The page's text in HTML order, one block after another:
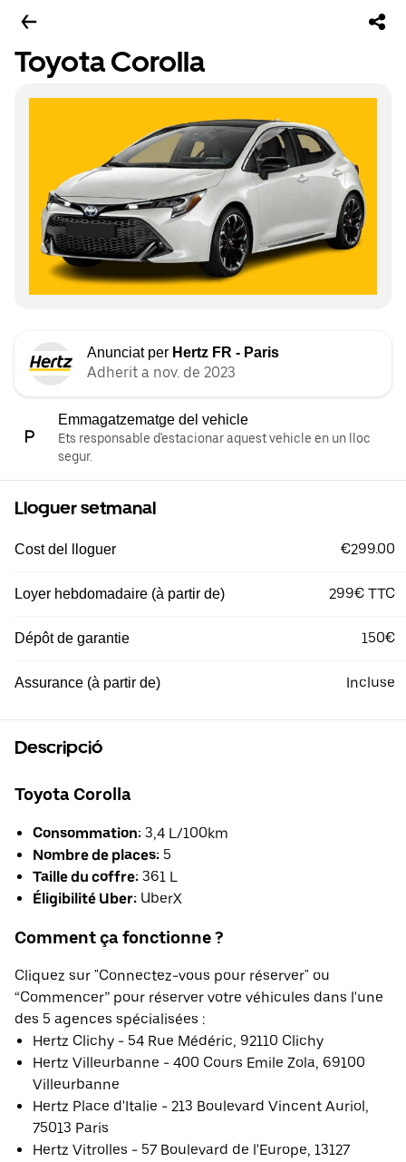
Toyota Corolla
Anunciat per Hertz FR - Paris
Adherit a nov. de 2023
Emmagatzematge del vehicle
Ets responsable d'estacionar aquest vehicle en un lloc
segur.
Lloguer setmanal
Cost del lloguer €299.00
Loyer hebdomadaire (à partir de) 299€ TTC
Dépôt de garantie 150€
Assurance (à partir de) Incluse
Descripció
Toyota Corolla
Consommation: 3,4 L/100km
Nombre de places: 5
Taille du coffre: 361 L
Éligibilité Uber: UberX
Comment ça fonctionne ?
Cliquez sur "Connectez-vous pour réserver" ou
“Commencer” pour réserver votre véhicules dans l'une
des 5 agences spécialisées :
Hertz Clichy - 54 Rue Médéric, 92110 Clichy
Hertz Villeurbanne - 400 Cours Emile Zola, 69100
Villeurbanne
Hertz Place d'Italie - 213 Boulevard Vincent Auriol,
75013 Paris
Hertz Vitrolles - 57 Boulevard de l'Europe, 13127